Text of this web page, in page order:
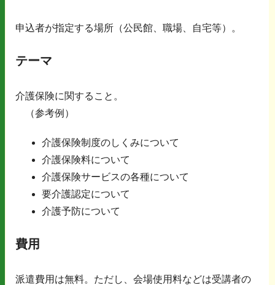
申込者が指定する場所（公民館、職場、自宅等）。
テーマ
介護保険に関すること。
（参考例）
介護保険制度のしくみについて
介護保険料について
介護保険サービスの各種について
要介護認定について
介護予防について
費用
派遣費用は無料。ただし、会場使用料などは受講者の